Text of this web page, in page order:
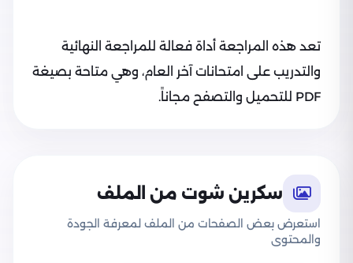
تعد هذه المراجعة أداة فعالة للمراجعة النهائية
والتدريب على امتحانات آخر العام، وهي متاحة بصيغة
PDF للتحميل والتصفح مجاناً.
سكرين شوت من الملف
استعرض بعض الصفحات من الملف لمعرفة الجودة
والمحتوى